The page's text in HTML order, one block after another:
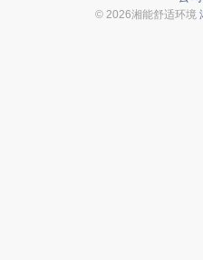
© 2026湘能舒适环境